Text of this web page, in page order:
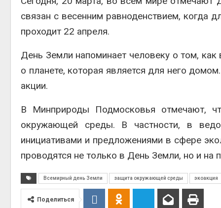
связан с весенним равноденствием, когда
проходит 22 апреля.
День Земли напоминает человеку о том,
о планете, которая является для него
акции.
В Минприроды Подмосковья отмечают,
окружающей среды. В частности, в
инициативами и предложениями в сфере
проводятся не только в День Земли, но и на
Всемирный день Земли защита окружающей среды экоакция
Поделиться
Тайфун, засуха и пожары:
сразу несколько
регионов столкнулись с
Авг 7, 2026
вырабатывать энергию и
экономить воду
Авг 7, 2026
Дождевая вода с крыш
может помочь городам
Авг 7, 2026
Минприроды
потребовало ускорить
Авг 7,